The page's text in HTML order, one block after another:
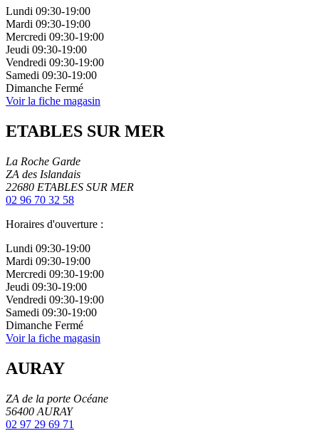
Lundi 09:30-19:00
Mardi 09:30-19:00
Mercredi 09:30-19:00
Jeudi 09:30-19:00
Vendredi 09:30-19:00
Samedi 09:30-19:00
Dimanche Fermé
Voir la fiche magasin
ETABLES SUR MER
La Roche Garde
ZA des Islandais
22680 ETABLES SUR MER
02 96 70 32 58
Horaires d'ouverture :
Lundi 09:30-19:00
Mardi 09:30-19:00
Mercredi 09:30-19:00
Jeudi 09:30-19:00
Vendredi 09:30-19:00
Samedi 09:30-19:00
Dimanche Fermé
Voir la fiche magasin
AURAY
ZA de la porte Océane
56400 AURAY
02 97 29 69 71